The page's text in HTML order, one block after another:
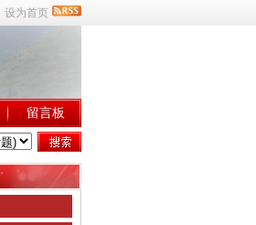
设为首页
留言板